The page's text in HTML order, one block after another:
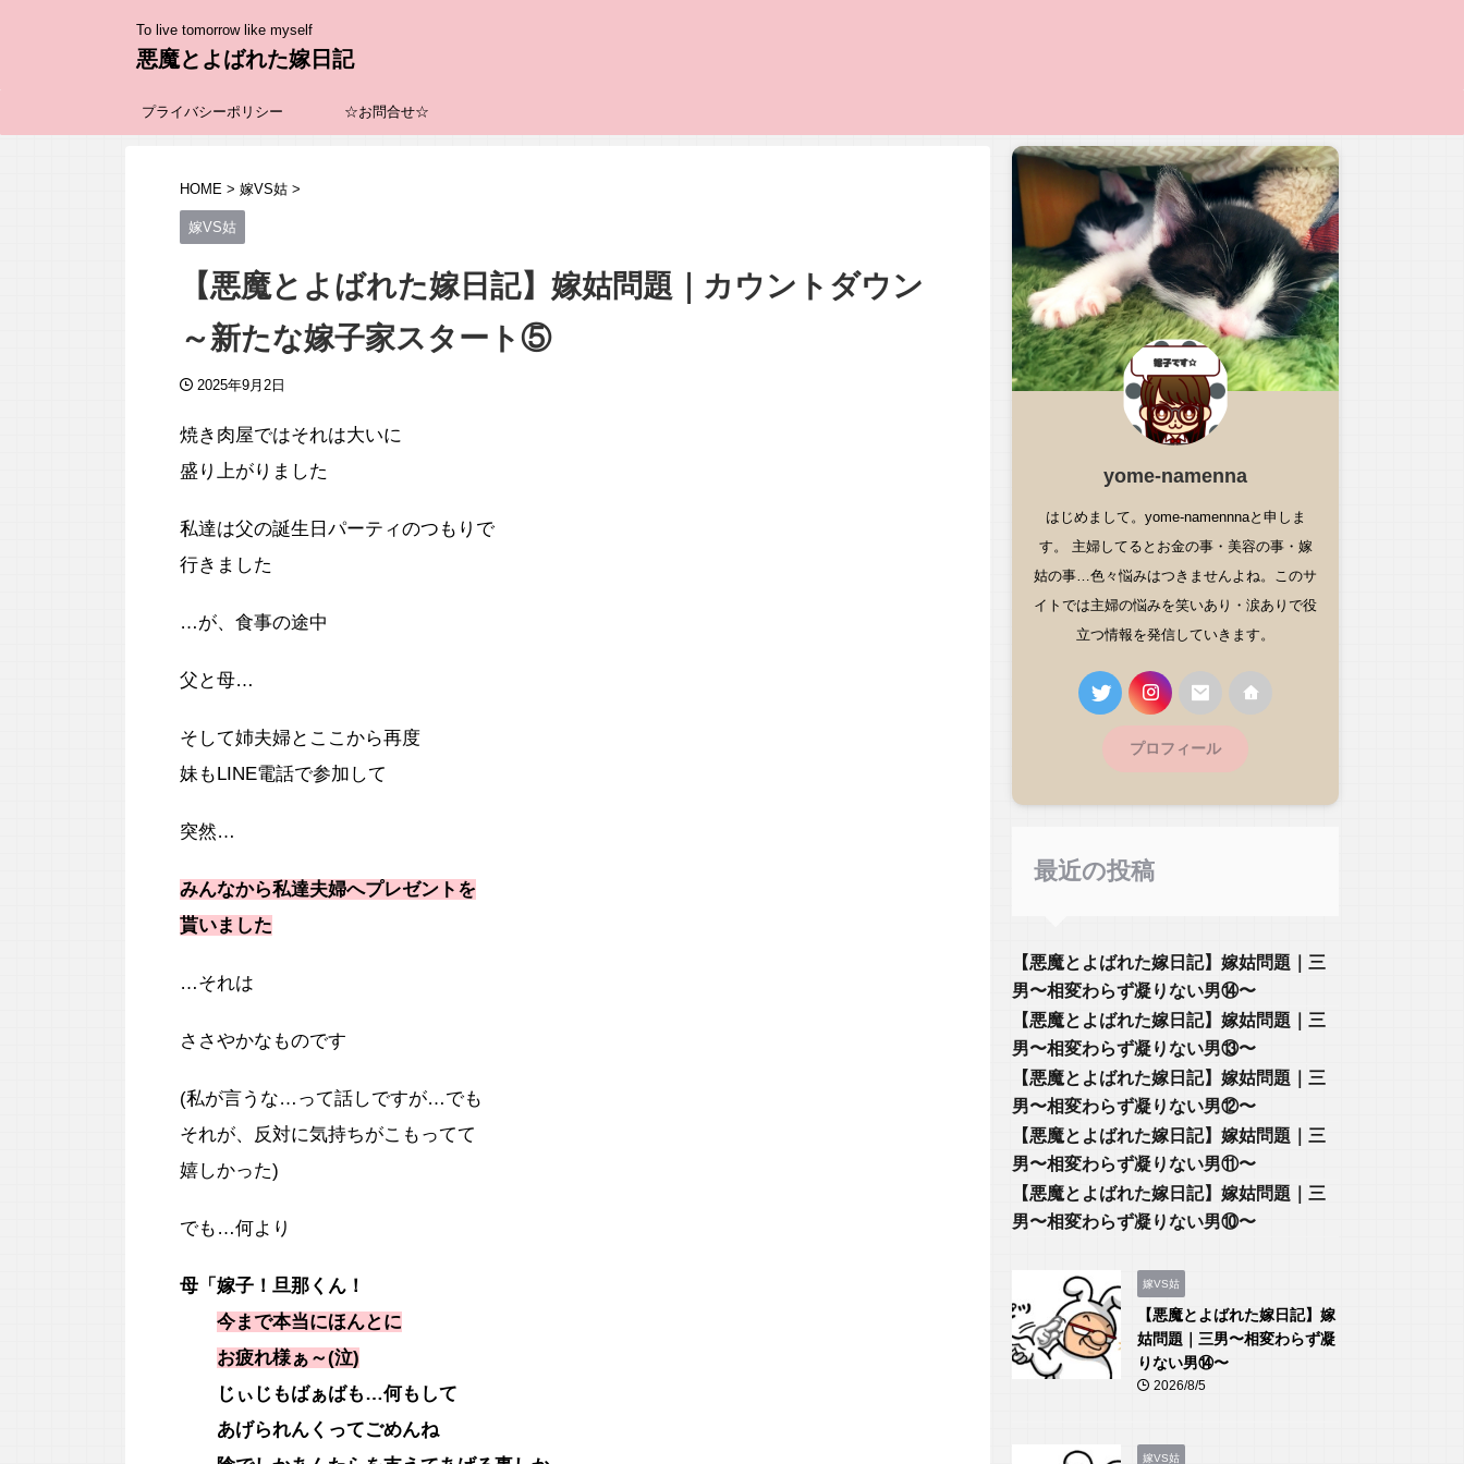
To live tomorrow like myself
悪魔とよばれた嫁日記
プライバシーポリシー ☆お問合せ☆
HOME > 嫁VS姑 >
嫁VS姑
【悪魔とよばれた嫁日記】嫁姑問題｜カウントダウン
～新たな嫁子家スタート⑤
2025年9月2日
焼き肉屋ではそれは大いに
盛り上がりました
私達は父の誕生日パーティのつもりで
行きました
…が、食事の途中
父と母…
そして姉夫婦とここから再度
妹もLINE電話で参加して
突然…
みんなから私達夫婦へプレゼントを
貰いました
…それは
ささやかなものです
(私が言うな…って話しですが…でも
それが、反対に気持ちがこもってて
嬉しかった)
でも…何より
母「嫁子！旦那くん！
今まで本当にほんとに
お疲れ様ぁ～(泣)
じぃじもばぁばも…何もして
あげられんくってごめんね
yome-namenna
はじめまして。yome-namennnaと申しま
す。 主婦してるとお金の事・美容の事・嫁
姑の事…色々悩みはつきませんよね。このサ
イトでは主婦の悩みを笑いあり・涙ありで役
立つ情報を発信していきます。
プロフィール
最近の投稿
【悪魔とよばれた嫁日記】嫁姑問題｜三
男〜相変わらず凝りない男⑭〜
【悪魔とよばれた嫁日記】嫁姑問題｜三
男〜相変わらず凝りない男⑬〜
【悪魔とよばれた嫁日記】嫁姑問題｜三
男〜相変わらず凝りない男⑫〜
【悪魔とよばれた嫁日記】嫁姑問題｜三
男〜相変わらず凝りない男⑪〜
【悪魔とよばれた嫁日記】嫁姑問題｜三
男〜相変わらず凝りない男⑩〜
嫁VS姑
【悪魔とよばれた嫁日記】嫁
姑問題｜三男〜相変わらず凝
りない男⑭〜
2026/8/5
嫁VS姑